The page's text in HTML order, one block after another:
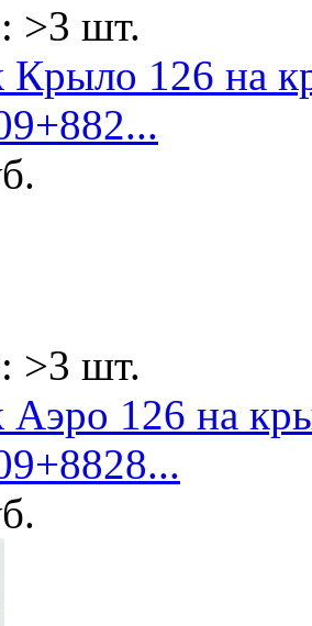
>3 шт.
Крыло 126 на
>3 шт.
Аэро 126 на